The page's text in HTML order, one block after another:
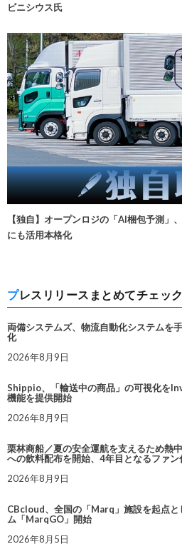
ビニシウス氏
【独自】オープンロジの「AI梱包予測」
にも活用本格化
プレスリリースまとめてチェック
両備システムズ、物流自動化システムを
化
2026年8月9日
Shippio、「輸送中の商品」の可視化を
機能を提供開始
2026年8月9日
栗林商船／夏の安全運航を支えるため熱
への飲料配布を開始、4年目となるファ
2026年8月9日
CBcloud、全国の「Marq」施設を起点
ム「MarqGO」開始
2026年8月5日